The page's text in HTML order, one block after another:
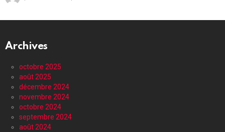
Archives
octobre 2025
août 2025
décembre 2024
novembre 2024
octobre 2024
septembre 2024
août 2024